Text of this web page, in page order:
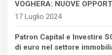
VOGHERA: NUOVE
17 Luglio 2024
Patron Capital e Investire
di euro nel settore